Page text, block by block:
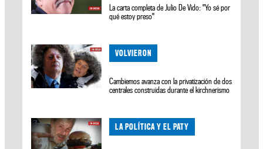
La carta completa de Julio De Vido: "Yo sé por
qué estoy preso"
VOLVIERON
Cambiemos avanza con la privatización de dos
centrales construidas durante el kirchnerismo
LA POLÍTICA Y EL PATY